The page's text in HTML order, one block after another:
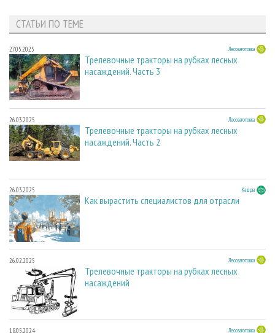
СТАТЬИ ПО ТЕМЕ
27.05.2025 Лесозаготовка
Трелевочные тракторы на рубках лесных
насаждений. Часть 3
26.03.2025 Лесозаготовка
Трелевочные тракторы на рубках лесных
насаждений. Часть 2
26.03.2025 Кадры
Как вырастить специалистов для отрасли
26.02.2025 Лесозаготовка
Трелевочные тракторы на рубках лесных
насаждений
18.05.2024 Лесозаготовка